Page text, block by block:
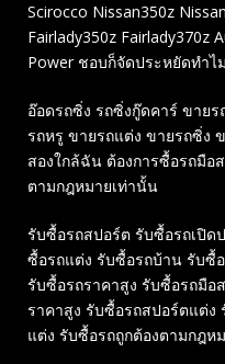
Scirocco Nissan350z
Fairlady350z Fairlady370z
Power ชอบก็จัดประหยัดทำไม
อ๊อดรถซิ่ง รถซิ่งกู๊ดคาร์ ขาย
รถหรู ขายรถแต่ง ขายรถซิ่ง
สองใกล้ฉัน ต้องการซื้อรถมือ
ตามกฎหมายเท่านั้น
รับซื้อรถสปอร์ต รับซื้อรถเปิ
ซื้อรถแต่ง รับซื้อรถบ้าน รับซื้
รับซื้อรถราคาสูง รับซื้อรถมื
ราคาสูง รับซื้อรถสปอร์ตแต่ง
แต่ง รับซื้อรถถูกต้องตามกฎห